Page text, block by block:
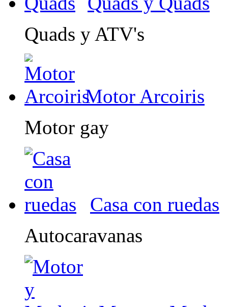
Quads y ATV's
Motor Arcoiris
Motor gay
Casa con ruedas
Autocaravanas